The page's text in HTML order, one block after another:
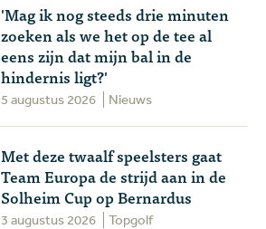
'Mag ik nog steeds drie minuten
zoeken als we het op de tee al
eens zijn dat mijn bal in de
hindernis ligt?'
5 augustus 2026 Nieuws
Met deze twaalf speelsters gaat
Team Europa de strijd aan in de
Solheim Cup op Bernardus
3 augustus 2026 Topgolf